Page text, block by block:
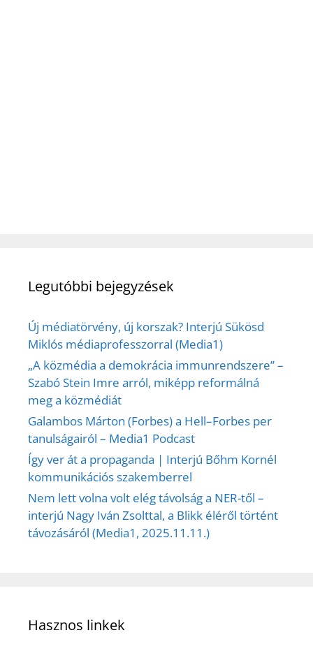
Legutóbbi bejegyzések
Új médiatörvény, új korszak? Interjú Sükösd
Miklós médiaprofesszorral (Media1)
„A közmédia a demokrácia immunrendszere” –
Szabó Stein Imre arról, miképp reformálná
meg a közmédiát
Galambos Márton (Forbes) a Hell–Forbes per
tanulságairól – Media1 Podcast
Így ver át a propaganda | Interjú Bőhm Kornél
kommunikációs szakemberrel
Nem lett volna volt elég távolság a NER-től –
interjú Nagy Iván Zsolttal, a Blikk éléről történt
távozásáról (Media1, 2025.11.11.)
Hasznos linkek